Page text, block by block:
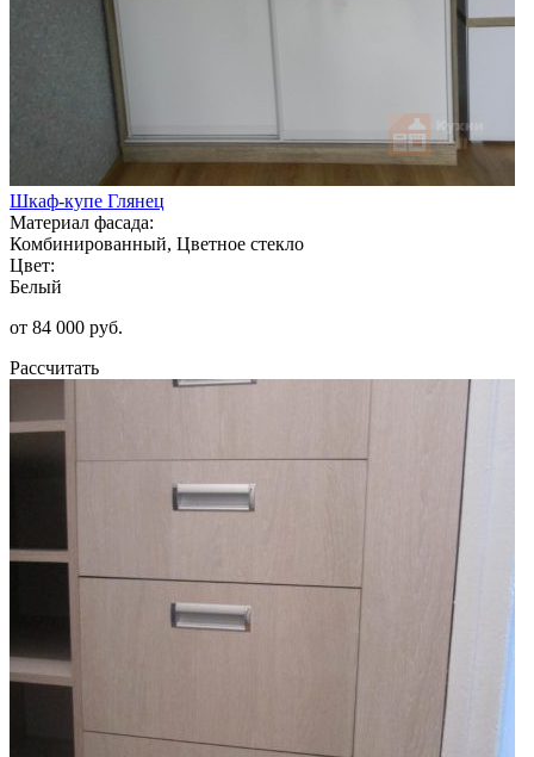
Шкаф-купе Глянец
Материал фасада:
Комбинированный, Цветное стекло
Цвет:
Белый
от 84 000 руб.
Рассчитать